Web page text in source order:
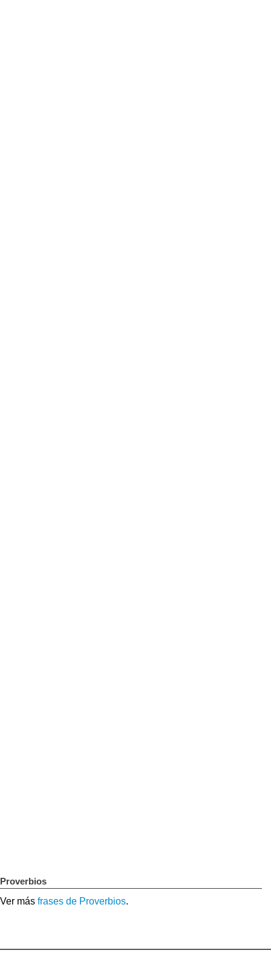
Proverbios
Ver más frases de Proverbios.